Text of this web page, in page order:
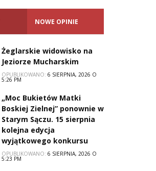
NOWE OPINIE
Żeglarskie widowisko na
Jeziorze Mucharskim
OPUBLIKOWANO: 6 SIERPNIA, 2026 O
5:26 PM
„Moc Bukietów Matki
Boskiej Zielnej” ponownie w
Starym Sączu. 15 sierpnia
kolejna edycja
wyjątkowego konkursu
OPUBLIKOWANO: 6 SIERPNIA, 2026 O
5:23 PM